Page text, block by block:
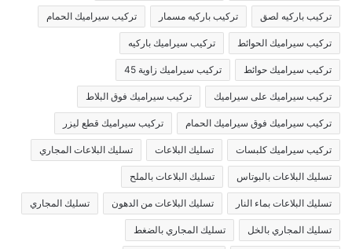
تركيب باركيه لصق تركيب باركيه مسمار تركيب سيراميك الحمام
تركيب سيراميك الحوائط تركيب سيراميك باركيه
تركيب سيراميك حوائط تركيب سيراميك زاوية 45
تركيب سيراميك على سيراميك تركيب سيراميك فوق البلاط
تركيب سيراميك فوق سيراميك الحمام تركيب سيراميك قطع ليزر
تركيب سيراميك كلبسات تسليك البلاعات تسليك البلاعات المجاري
تسليك البلاعات بالبوتاس تسليك البلاعات بالملح
تسليك البلاعات بماء النار تسليك البلاعات من الدهون تسليك المجاري
تسليك المجاري بالخل تسليك المجاري بالضغط